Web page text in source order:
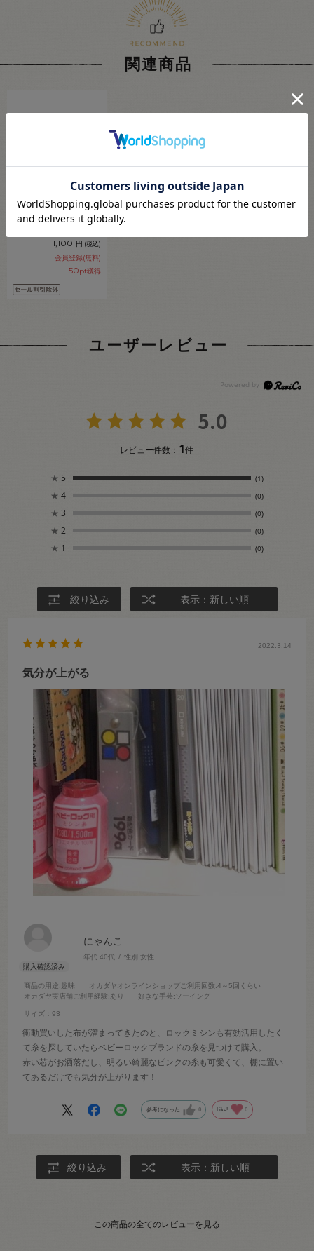
関連商品
糸見本帳 ベビーロッ
ク・ウーリーロック カ
ラーサンプル帳
08Ab99j
1,100 円 (税込)
会員登録(無料)
50pt獲得
ユーザーレビュー
5.0
レビュー件数： 1件
★ 5 (1)
★ 4 (0)
★ 3 (0)
★ 2 (0)
★ 1 (0)
絞り込み 表示：新しい順
にゃんこ
年代:40代 性別:女性
商品の用途:趣味 オカダヤオンラインショップご利用回数:4～5回くらい
オカダヤ実店舗ご利用経験:あり 好きな手芸:ソーイング
サイズ：93
2022.3.14
気分が上がる
衝動買いした布が溜まってきたのと、ロックミシンも有効活用したく
て糸を探していたらベビーロックブランドの糸を見つけて購入。
赤い芯がお洒落だし、明るい綺麗なピンクの糸も可愛くて、棚に置い
てあるだけでも気分が上がります！
参考になった 0 Like! 0
絞り込み 表示：新しい順
この商品の全てのレビューを見る